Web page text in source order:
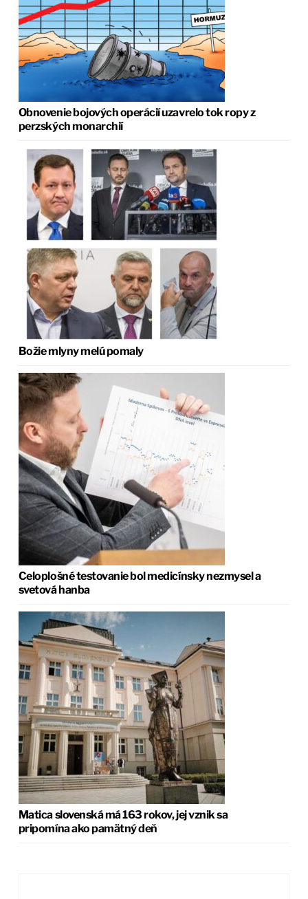
Obnovenie bojových operácií uzavrelo tok ropy z
perzských monarchií
Božie mlyny melú pomaly
Celoplošné testovanie bol medicínsky nezmysel a
svetová hanba
Matica slovenská má 163 rokov, jej vznik sa
pripomína ako pamätný deň